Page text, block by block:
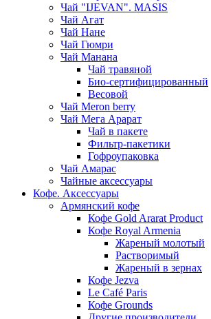
Чай "IJEVAN". MASIS
Чай Агат
Чай Нане
Чай Гюмри
Чай Манана
Чай травяной
Био-сертифицированный
Весовой
Чай Meron berry
Чай Мега Арарат
Чай в пакете
Фильтр-пакетики
Гофроупаковка
Чай Амарас
Чайные аксессуары
Кофе. Аксессуары
Армянский кофе
Кофе Gold Ararat Product
Кофе Royal Armenia
Жареный молотый
Растворимый
Жареный в зернах
Кофе Jezva
Le Café Paris
Кофе Grounds